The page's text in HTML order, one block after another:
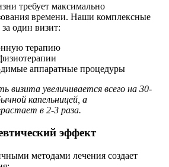
требует максимально
времени. Наши комплексные
один визит:
терапию
аппаратные процедуры
визита увеличивается всего на 30-
капельницей, а
в 2-3 раза.
эффект
методами лечения создает